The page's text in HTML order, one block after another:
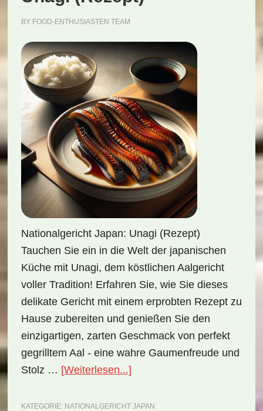
BY FOOD-ENTHUSIASTEN TEAM
Nationalgericht Japan: Unagi (Rezept)
Tauchen Sie ein in die Welt der japanischen
Küche mit Unagi, dem köstlichen Aalgericht
voller Tradition! Erfahren Sie, wie Sie dieses
delikate Gericht mit einem erprobten Rezept zu
Hause zubereiten und genießen Sie den
einzigartigen, zarten Geschmack von perfekt
gegrilltem Aal - eine wahre Gaumenfreude und
Stolz … [Weiterlesen...]ÜberNationalgericht
Unagi
KATEGORIE: NATIONALGERICHT JAPAN